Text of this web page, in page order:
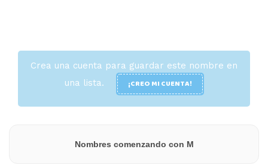
Crea una cuenta para guardar este nombre en
una lista.
¡CREO MI CUENTA!
Nombres comenzando con M